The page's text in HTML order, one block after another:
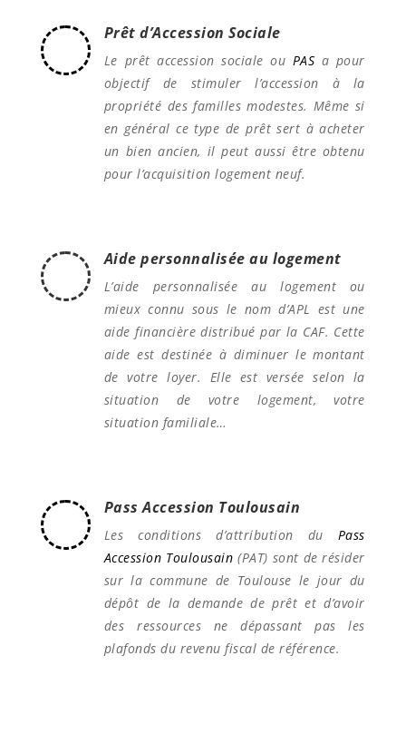
Prêt d’Accession Sociale
Le prêt accession sociale ou PAS a pour
objectif de stimuler l’accession à la
propriété des familles modestes. Même si
en général ce type de prêt sert à acheter
un bien ancien, il peut aussi être obtenu
pour l’acquisition logement neuf.
Aide personnalisée au logement
L’aide personnalisée au logement ou
mieux connu sous le nom d’APL est une
aide financière distribué par la CAF. Cette
aide est destinée à diminuer le montant
de votre loyer. Elle est versée selon la
situation de votre logement, votre
situation familiale…
Pass Accession Toulousain
Les conditions d’attribution du Pass
Accession Toulousain (PAT) sont de résider
sur la commune de Toulouse le jour du
dépôt de la demande de prêt et d’avoir
des ressources ne dépassant pas les
plafonds du revenu fiscal de référence.